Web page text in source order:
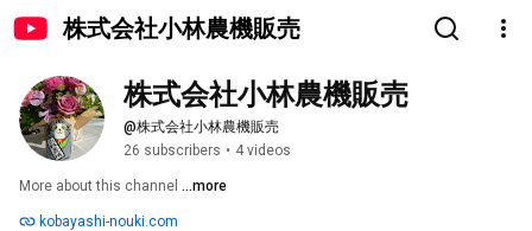
株式会社小林農機販売
株式会社小林農機販売
@株式会社小林農機販売
26 subscribers • 4 videos
More about this channel ...more
kobayashi-nouki.com